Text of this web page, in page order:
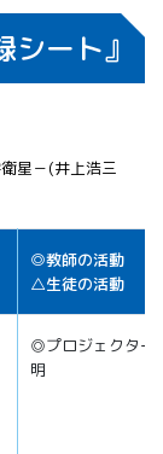
シート』
星－(井上浩三
◎教師の活動
△生徒の活動
◎プロジェクター
明